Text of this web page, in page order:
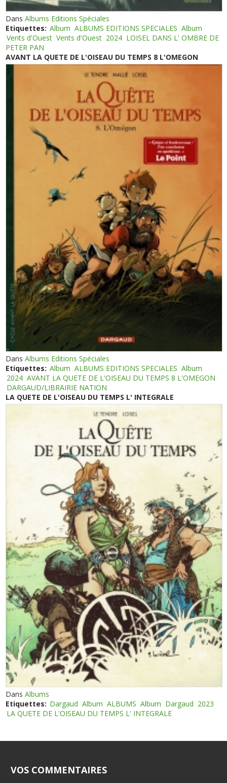
DansAlbums Editions Spéciales
Etiquettes: Album ALBUMS EDITIONS SPECIALES Album
Vents d'Ouest Vents d'Ouest 2024 LOISEL DANS L' OMBRE DE
PETER PAN
AVANT LA QUETE DE L'OISEAU DU TEMPS 8 L'OMEGON
DansAlbums Editions Spéciales
Etiquettes: Album ALBUMS EDITIONS SPECIALES Album
2024 AVANT LA QUETE DE L'OISEAU DU TEMPS 8 L'OMEGON
DARGAUD/LIBRAIRIE NATION
LA QUETE DE L'OISEAU DU TEMPS L' INTEGRALE
DansAlbums
Etiquettes: Dargaud Album ALBUMS Album Dargaud 2023
LA QUETE DE L'OISEAU DU TEMPS L' INTEGRALE
VOS COMMENTAIRES